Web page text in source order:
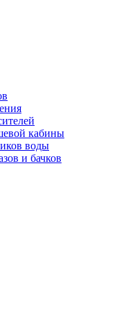
кабины
воды
и бачков